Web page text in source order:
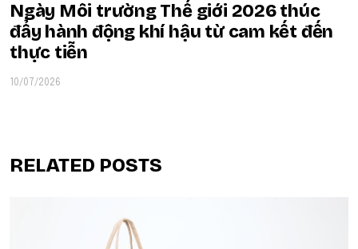
Ngày Môi trường Thế giới 2026 thúc
đẩy hành động khí hậu từ cam kết đến
thực tiễn
10/07/2026
RELATED POSTS